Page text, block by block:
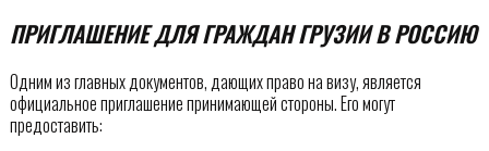
ПРИГЛАШЕНИЕ ДЛЯ ГРАЖДАН ГРУЗИИ В РОССИЮ
Одним из главных документов, дающих право на визу, является
официальное приглашение принимающей стороны. Его могут
предоставить: